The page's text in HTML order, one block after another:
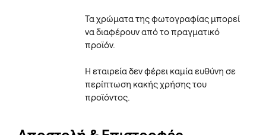
Τα χρώματα της φωτογραφίας μπορεί
να διαφέρουν από το πραγματικό
προϊόν.
Η εταιρεία δεν φέρει καμία ευθύνη σε
περίπτωση κακής χρήσης του
προϊόντος.